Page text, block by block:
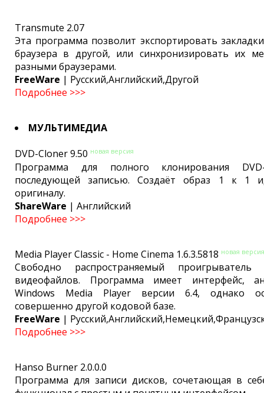
Transmute 2.07
Эта программа позволит экспортировать
браузера в другой, или синхронизировать их
разными браузерами.
FreeWare | Русский,Английский,Другой
Подробнее >>>
МУЛЬТИМЕДИА
DVD-Cloner 9.50 новая версия
Программа для полного клонирования
последующей записью. Создаёт образ 1 к 1
оригиналу.
ShareWare | Английский
Подробнее >>>
Media Player Classic - Home Cinema 1.6.3.5818 новая версия
Свободно распространяемый
видеофайлов. Программа имеет интерфейс,
Windows Media Player версии 6.4, однако
совершенно другой кодовой базе.
FreeWare |
Подробнее >>>
Hanso Burner 2.0.0.0
Программа для записи дисков, сочетающая в